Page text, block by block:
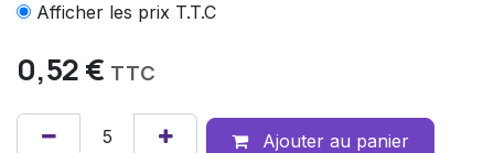
Afficher les prix T.T.C
0,52€ TTC
Ajouter au panier